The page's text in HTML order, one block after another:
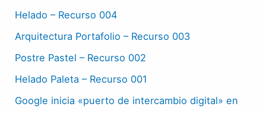
Helado – Recurso 004
Arquitectura Portafolio – Recurso 003
Postre Pastel – Recurso 002
Helado Paleta – Recurso 001
Google inicia «puerto de intercambio digital» en